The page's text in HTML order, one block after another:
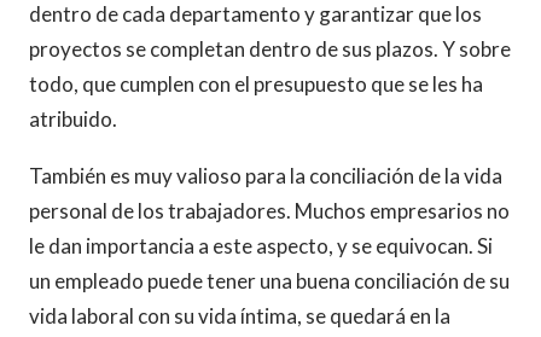
dentro de cada departamento y garantizar que los
proyectos se completan dentro de sus plazos. Y sobre
todo, que cumplen con el presupuesto que se les ha
atribuido.
También es muy valioso para la conciliación de la vida
personal de los trabajadores. Muchos empresarios no
le dan importancia a este aspecto, y se equivocan. Si
un empleado puede tener una buena conciliación de su
vida laboral con su vida íntima, se quedará en la